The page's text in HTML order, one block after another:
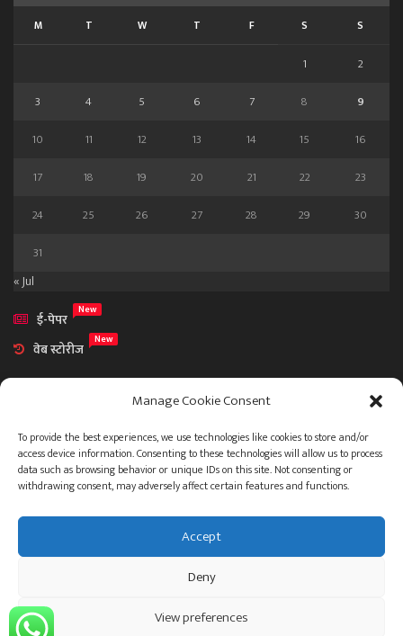
Manage Cookie Consent
To provide the best experiences, we use technologies like cookies to store and/or
access device information. Consenting to these technologies will allow us to process
data such as browsing behavior or unique IDs on this site. Not consenting or
withdrawing consent, may adversely affect certain features and functions.
Accept
Deny
View preferences
M T W T F S S
1
2
3
4 5 6 7 8
9
10
11 12 13 14 15
16
17
18 19 20 21 22
23
24
25 26 27 28 29
30
31
« Jul
ई-पेपर
New
वेब स्टोरीज New
आमच्या विषयी
संपर्क
© 2023 .